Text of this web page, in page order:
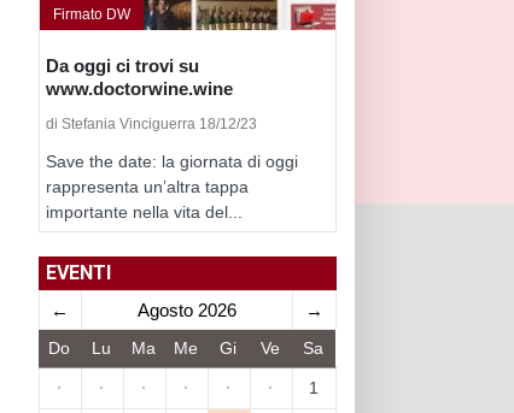
Firmato DW
Da oggi ci trovi su
www.doctorwine.wine
di Stefania Vinciguerra 18/12/23
Save the date: la giornata di oggi
rappresenta un’altra tappa
importante nella vita del...
EVENTI
← Agosto 2026 →
Do Lu Ma Me Gi Ve Sa
· · · · · · 1